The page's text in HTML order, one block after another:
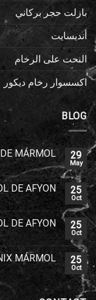
بازلت حجر بركاني
أنديسايت
النحت على الرخام
اكسسوار رخام ديكور
BLOG
29
May
MÁRMOL
25
Oct
DE AFYON
25
Oct
DE AFYON
25
Oct
MÁRMOL